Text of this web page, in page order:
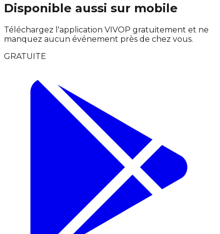
Disponible aussi sur mobile
Téléchargez l'application VIVOP gratuitement et ne
manquez aucun événement près de chez vous.
GRATUITE